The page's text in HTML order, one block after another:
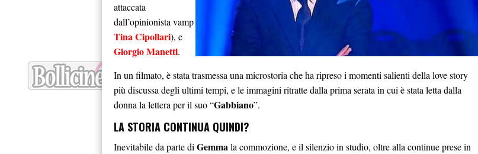
attaccata
dall’opinionista vamp
Tina Cipollari), e
Giorgio Manetti.
In un filmato, è stata trasmessa una microstoria che ha ripreso i momenti salienti della love story
più discussa degli ultimi tempi, e le immagini ritratte dalla prima serata in cui è stata letta dalla
donna la lettera per il suo “Gabbiano”.
LA STORIA CONTINUA QUINDI?
Inevitabile da parte di Gemmala commozione, e il silenzio in studio, oltre alla continue prese in